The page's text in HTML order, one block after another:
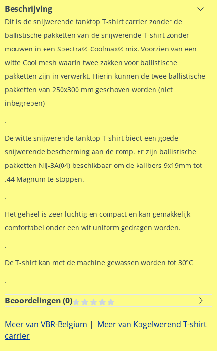
Beschrijving
Dit is de snijwerende tanktop T-shirt carrier zonder de
ballistische pakketten van de snijwerende T-shirt zonder
mouwen in een Spectra®-Coolmax® mix. Voorzien van een
witte Cool mesh waarin twee zakken voor ballistische
pakketten zijn in verwerkt. Hierin kunnen de twee ballistische
pakketten van 250x300 mm geschoven worden (niet
inbegrepen)
.
De witte snijwerende tanktop T-shirt biedt een goede
snijwerende bescherming aan de romp. Er zijn ballistische
pakketten NIJ-3A(04) beschikbaar om de kalibers 9x19mm tot
.44 Magnum te stoppen.
.
Het geheel is zeer luchtig en compact en kan gemakkelijk
comfortabel onder een wit uniform gedragen worden.
.
De T-shirt kan met de machine gewassen worden tot 30°C
.
Beoordelingen (0)
Meer van VBR-Belgium | Meer van Kogelwerend T-shirt
carrier